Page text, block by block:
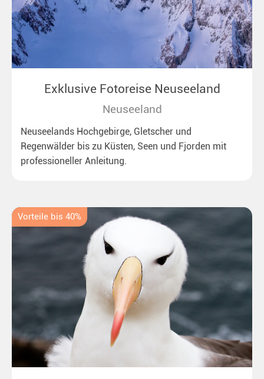
Exklusive Fotoreise Neuseeland
Neuseeland
Neuseelands Hochgebirge, Gletscher und
Regenwälder bis zu Küsten, Seen und Fjorden mit
professioneller Anleitung.
Vorteile bis 40%